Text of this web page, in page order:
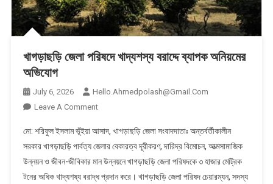
খাগড়াছড়ি জেলা পরিষদে খাদ্যশস্য বরাদ্দে ব্যাপক অনিয়মের
অভিযোগ
July 6, 2026
Hello.ahmedpolash@gmail.com
Leave A CommentOn
জেলা
পরিষদে
খাদ্যশস্য
বরাদ্দে
মো: শরিফুল ইসলাম ভূঁইয়া আসাদ, খাগড়াছড়ি জেলা সংবাদদাতাঃ অন্তর্বর্তীকালীন
সরকার খাগড়াছড়ি পার্বত্য জেলার বেকারত্ব দূরীকরণ, দারিদ্র বিমোচন, আত্মসামাজিক
উন্নয়ন ও জীবন-জীবিকার মান উন্নয়নে খাগড়াছড়ি জেলা পরিষদকে ৩ হাজার মেট্রিক
টনের অধিক খাদ্যশষ্য বরাদ্ধ প্রদান করে। খাগড়াছড়ি জেলা পরিষদ চেয়ারম্যন, সদস্য